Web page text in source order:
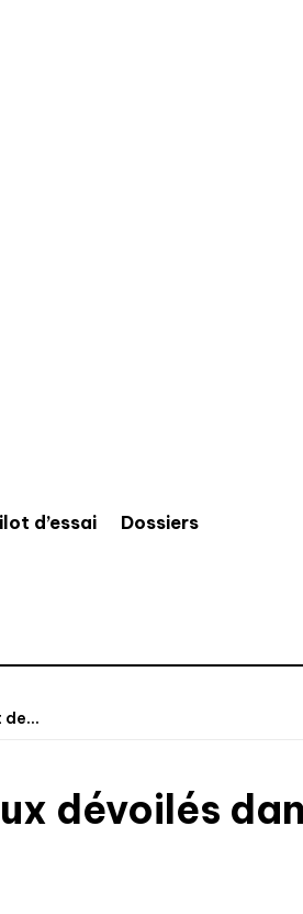
d’essai Dossiers
de...
dévoilés